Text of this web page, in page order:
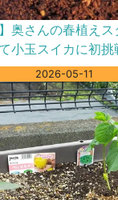
奥さんの春植え
小玉スイカに初挑
2026-05-11